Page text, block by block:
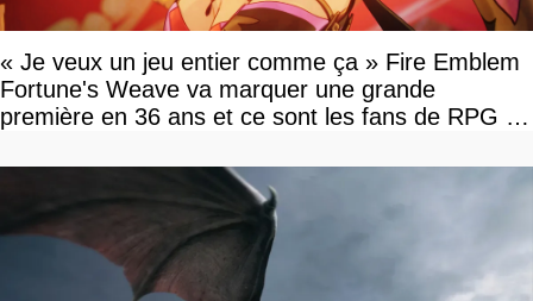
« Je veux un jeu entier comme ça » Fire Emblem
Fortune's Weave va marquer une grande
première en 36 ans et ce sont les fans de RPG en